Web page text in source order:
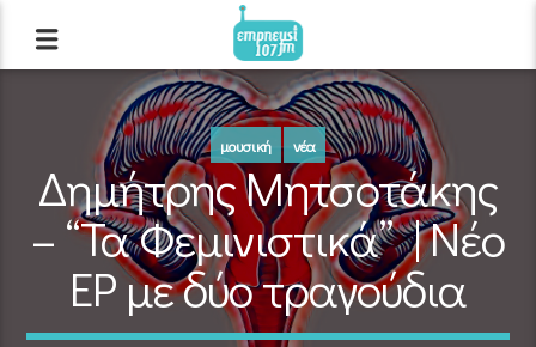
μουσική νέα
Δημήτρης Μητσοτάκης
– “Τα Φεμινιστικά” | Νέο
EP με δύο τραγούδια